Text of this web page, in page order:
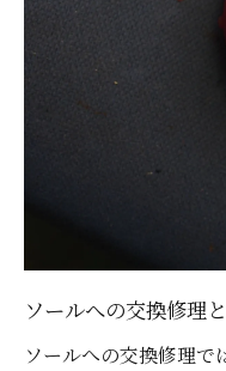
ソールへの交換修理
ソールへの交換修理